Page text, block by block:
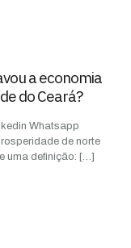
a economia
do Ceará?
Whatsapp
de norte
uma definição: […]